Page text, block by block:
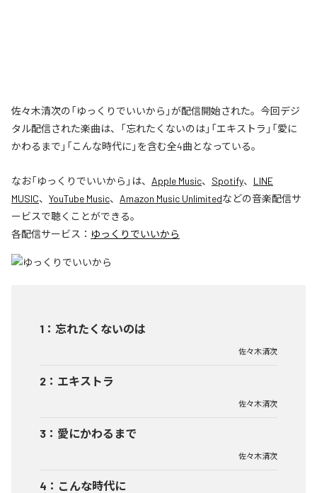
佐々木清次の「ゆっくりでいいから」が配信開始された。今回デジ
タル配信された楽曲は、「忘れたくないのは」「エキストラ」「愛に
かわるまで」「こんな時代に」を含む全4曲となっている。
なお「ゆっくりでいいから 」は、 Apple Music、 Spotify、 LINE
MUSIC、 YouTube Music、 Amazon Music Unlimitedなどの音楽配信サ
ービスで聴くことができる。
各配信サービス： ゆっくりでいいから
1 ： 忘れたくないのは
佐々木清次
2 ： エキストラ
佐々木清次
3 ： 愛にかわるまで
佐々木清次
4 ： こんな時代に